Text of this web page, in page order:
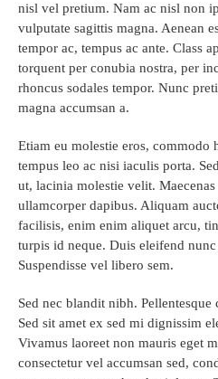
nisl vel pretium. Nam ac nisl non
vulputate sagittis magna. Aenean
tempor ac, tempus ac ante. Class
torquent per conubia nostra, per
rhoncus sodales tempor. Nunc
magna accumsan a.
Etiam eu molestie eros, commodo
tempus leo ac nisi iaculis porta.
ut, lacinia molestie velit. Maecenas
ullamcorper dapibus. Aliquam
facilisis, enim enim aliquet arcu,
turpis id neque. Duis eleifend
Suspendisse vel libero sem.
Sed nec blandit nibh.
Sed sit amet ex sed mi dignissim
Vivamus laoreet non mauris eget
consectetur vel accumsan sed,